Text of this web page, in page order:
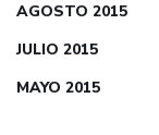
AGOSTO 2015
JULIO 2015
MAYO 2015